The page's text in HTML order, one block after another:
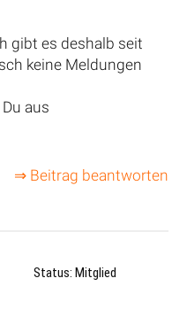
gibt es deshalb seit
keine Meldungen
aus
⇒ Beitrag beantworten
Status: Mitglied